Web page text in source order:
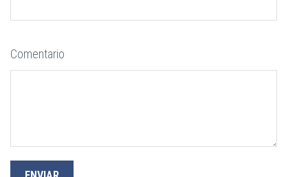
Comentario